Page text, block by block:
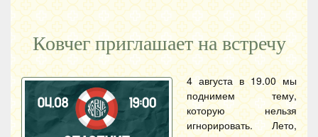
Ковчег приглашает на встречу
4 августа в 19.00 мы
поднимем тему,
которую нельзя
игнорировать. Лето,